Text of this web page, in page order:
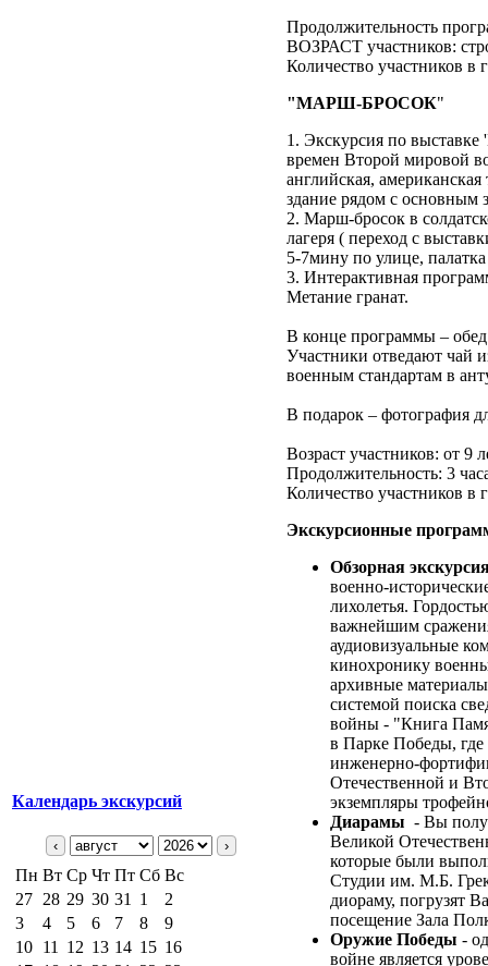
Календарь экскурсий
‹ ›
Пн Вт Ср Чт Пт Сб Вс
27 28 29 30 31 1
2
3
4 5 6 7 8
9
10 11 12 13 14 15 16
Продолжительность
ВОЗРАСТ участников:
Количество участников в
"МАРШ-БРОСОК"
1. Экскурсия по
времен Второй мировой
английская,
здание рядом с основным
2. Марш-бросок в
лагеря ( переход с
5-7мину по улице,
3. Интерактивная
Метание гранат.
В конце программы –
Участники отведают чай
военным стандартам в
В подарок – фотография
Возраст участников: от 9
Продолжительность: 3
Количество участников в
Экскурсионные
Обзорная
военно-
лихолетья.
важнейшим
аудиовизуальные
кинохронику
архивные
системой поиска
войны - "Книга
в Парке Победы, где
инженерно-
Отечественной и
экземпляры
Диарамы - Вы
Великой
которые были
Студии им. М.Б.
диораму, погрузят
посещение Зала
Оружие Победы -
войне является